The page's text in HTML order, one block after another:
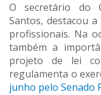
O secretário do
Santos, destacou
profissionais. Na
também a
projeto de lei
regulamenta o
junho pelo Senado